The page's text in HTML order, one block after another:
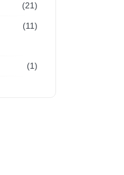
(21)
(11)
(1)